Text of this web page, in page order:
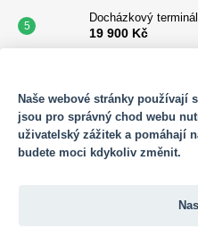
Docházkový
19 900 Kč
Benkalor na 900 l
45 700 Kč
Sotware Adam -
Naše webové stránky používají
jsou pro správný chod webu
uživatelský zážitek a pomáhají
budete moci kdykoliv změnit.